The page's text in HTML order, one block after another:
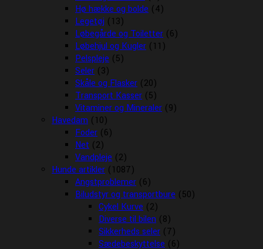
Hø hække og bolde (4)
Legetøj (13)
Løbegårde og Toiletter (6)
Løbehjul og Kugler (11)
Pelspleje (5)
Seler (3)
Skåle og Flasker (20)
Transport Kasser (5)
Vitaminer og Mineraler (9)
Havedam (10)
Foder (6)
Net (2)
Vandpleje (2)
Hunde artikler (1087)
Angstproblemer (6)
Biludstyr og transportbure (50)
Cykel Kurve (2)
Diverse til bilen (8)
Sikkerheds seler (7)
Sædebeskyttelse (6)